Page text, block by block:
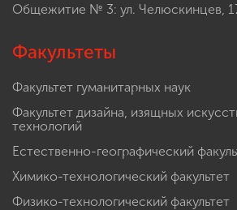
Общежитие № 3: ул. Челюскинцев,
Факультеты
Факультет гуманитарных наук
Факультет дизайна, изящных
технологий
Естественно-географический
Химико-технологический факультет
Физико-технологический факультет